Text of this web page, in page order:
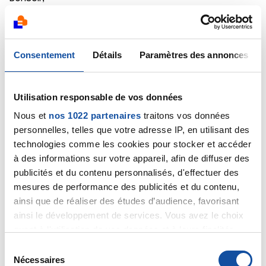
Consentement Détails Paramètres des annonces
Utilisation responsable de vos données
Nous et nos 1022 partenaires traitons vos données
personnelles, telles que votre adresse IP, en utilisant des
technologies comme les cookies pour stocker et accéder
à des informations sur votre appareil, afin de diffuser des
publicités et du contenu personnalisés, d'effectuer des
mesures de performance des publicités et du contenu,
ainsi que de réaliser des études d’audience, favorisant
ainsi le développement de services. Vous avez le choix
tout moment en consultant la Déclaration relative aux
Nécessaires
Effectivement l oncologue qui suit mon père a
signaler le caractère exceptionnel de la réaction de
mon père à la chimiothérapie.
simplement à m informer sur les études qui ont peut
être été faite sur ce type de cancer et à un stade
avancé.
Peut être Auriez vous connaissance d études qui
seraient consultables par internet ? Cela m
intéresserait beaucoup d en savoir plus sur cette
maladie qui sémble incurable ainsi que sur les
possibilités de récidives.
Bien Cordialement.
Citer